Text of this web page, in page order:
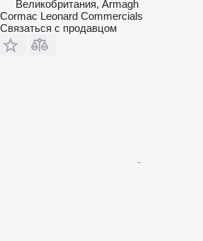
Великобритания, Armagh
Cormac Leonard Commercials
Связаться с продавцом